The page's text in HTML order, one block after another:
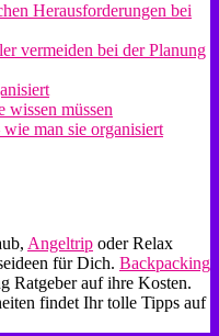
Herausforderungen bei
vermeiden bei der Planung
wissen müssen
man sie organisiert
Angeltrip oder Relax
für Dich. Backpacking
Ratgeber auf ihre Kosten.
findet Ihr tolle Tipps auf